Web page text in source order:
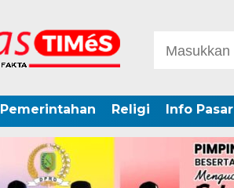
Pemerintahan Religi Info Pasar